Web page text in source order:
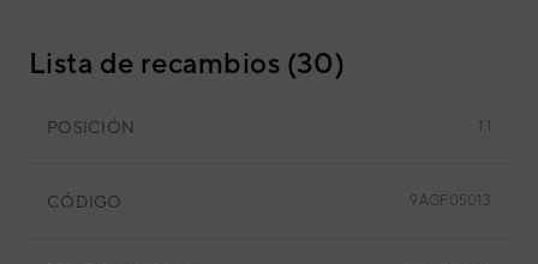
Lista de recambios (30)
POSICIÓN 1.1
CÓDIGO 9AGF05013